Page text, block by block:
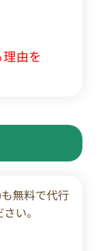
由を
無料で代行
い。